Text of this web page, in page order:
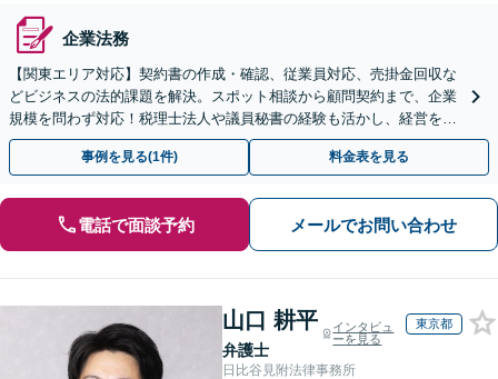
企業法務
【関東エリア対応】契約書の作成・確認、従業員対応、売掛金回収な
どビジネスの法的課題を解決。スポット相談から顧問契約まで、企業
規模を問わず対応！税理士法人や議員秘書の経験も活かし、経営を法
務面から支えます【夜間や休日相談可｜オンライン相談可】
事例を見る(1件) 料金表を見る
電話で面談予約 メールでお問い合わせ
山口 耕平
弁護士
インタビュ
ーを見る
東京都
日比谷見附法律事務所